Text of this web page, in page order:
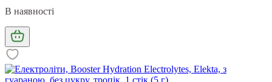
В наявності